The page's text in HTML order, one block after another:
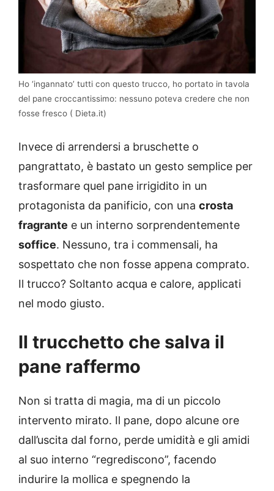
Ho ‘ingannato’ tutti con questo trucco, ho portato in tavola
del pane croccantissimo: nessuno poteva credere che non
fosse fresco ( Dieta.it)
Invece di arrendersi a bruschette o
pangrattato, è bastato un gesto semplice per
trasformare quel pane irrigidito in un
protagonista da panificio, con una crosta
fragrante e un interno sorprendentemente
soffice. Nessuno, tra i commensali, ha
sospettato che non fosse appena comprato.
Il trucco? Soltanto acqua e calore, applicati
nel modo giusto.
Il trucchetto che salva il
pane raffermo
Non si tratta di magia, ma di un piccolo
intervento mirato. Il pane, dopo alcune ore
dall’uscita dal forno, perde umidità e gli amidi
al suo interno “regrediscono”, facendo
indurire la mollica e spegnendo la